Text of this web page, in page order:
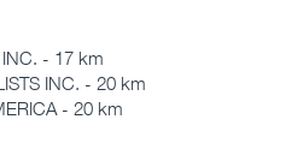
INC. - 17 km
INC. - 20 km
- 20 km